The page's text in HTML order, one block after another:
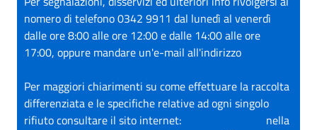
nomero di telefono 0342 9911 dal lunedì al venerdì
dalle ore 8:00 alle ore 12:00 e dalle 14:00 alle ore
17:00, oppure mandare un'e-mail all'indirizzo
Per maggiori chiarimenti su come effettuare la raccolta
differenziata e le specifiche relative ad ogni singolo
rifiuto consultare il sito internet:
nella